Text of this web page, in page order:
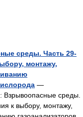
среды. Часть 29-
монтажу,
—
среды.
к выбору, монтажу,